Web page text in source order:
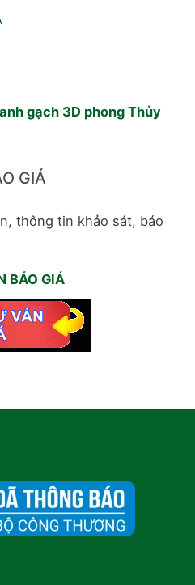
gạch 3D phong Thủy
GIÁ
thông tin khảo sát, báo
BÁO GIÁ